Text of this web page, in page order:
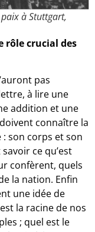
à Stuttgart,
rôle crucial des
pas
à lire une
addition et une
connaître la
son corps et son
ce qu’est
confèrent, quels
la nation. Enfin
une idée de
la racine de nos
; quel est le